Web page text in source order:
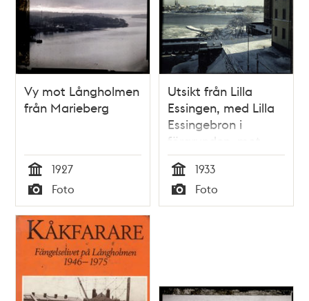
Vy mot Långholmen
från Marieberg
Tid
1927
Typ
Foto
Utsikt från Lilla
Essingen, med Lilla
Essingebron i
förgrunden, mot
Södermalm och
Långholmen
Tid
1933
Typ
Foto